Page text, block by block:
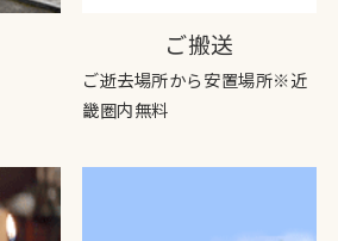
ご搬送
ご逝去場所から安置場所※近
畿圏内無料